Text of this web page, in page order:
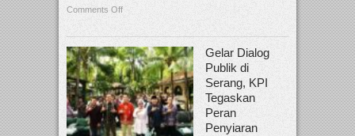
Comments Off
Gelar Dialog
Publik di
Serang, KPI
Tegaskan
Peran
Penyiaran